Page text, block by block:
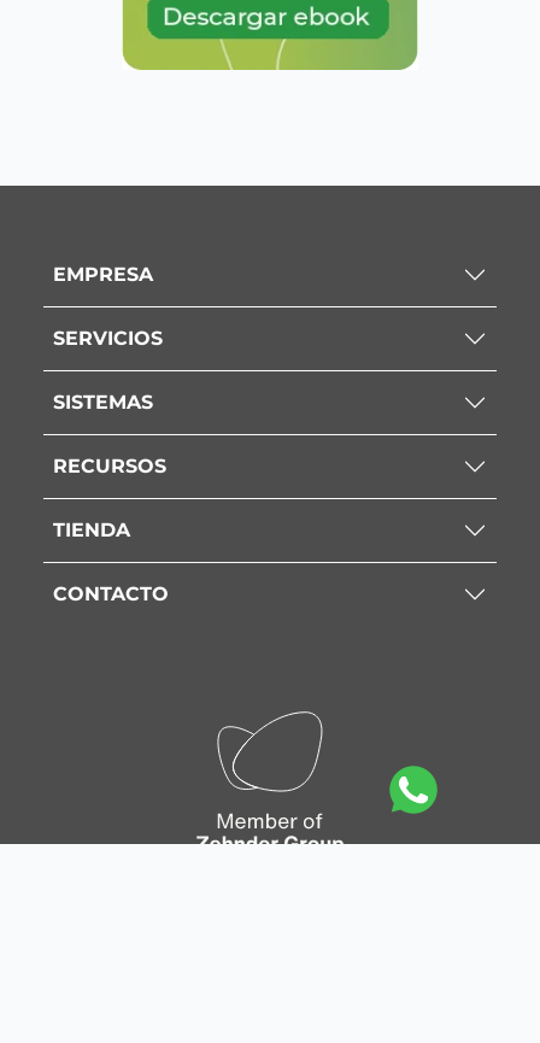
EMPRESA
SERVICIOS
SISTEMAS
RECURSOS
TIENDA
CONTACTO